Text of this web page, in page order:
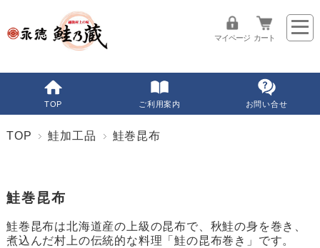
マイページ カート
TOP ご利用案内 お問い合せ
TOP 鮭加工品 鮭巻昆布
鮭巻昆布
鮭巻昆布は北海道産の上級の昆布で、秋鮭の身を巻き、
煮込んだ村上の伝統的な料理「鮭の昆布巻き」です。